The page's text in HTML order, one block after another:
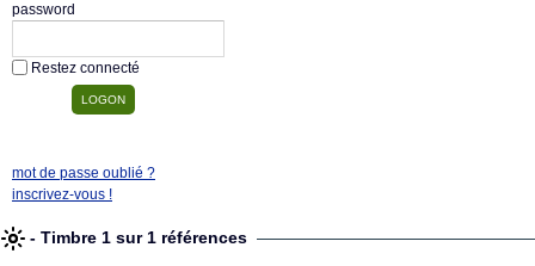
password
Restez connecté
mot de passe oublié ?
inscrivez-vous !
- Timbre 1 sur 1 références